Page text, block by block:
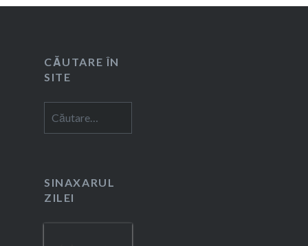
CĂUTARE ÎN
SITE
după:
SINAXARUL
ZILEI